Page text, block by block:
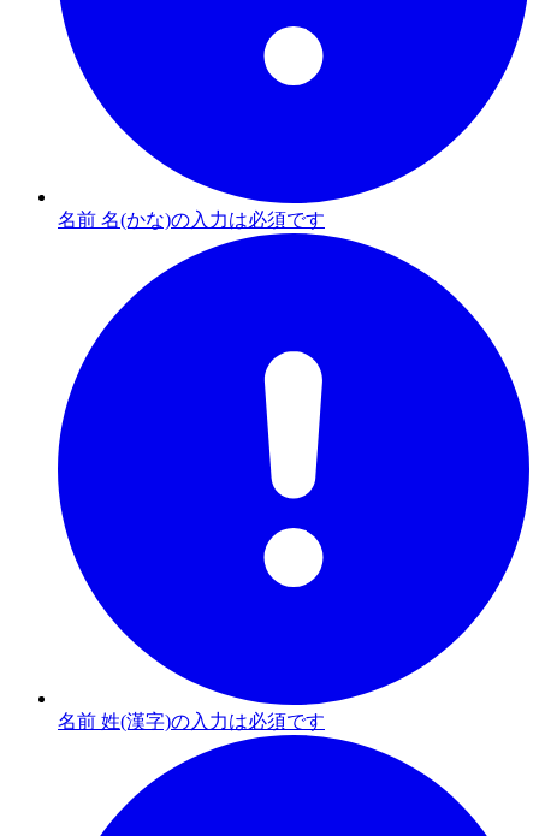
名前 名(かな)の入力は必須です
名前 姓(漢字)の入力は必須です